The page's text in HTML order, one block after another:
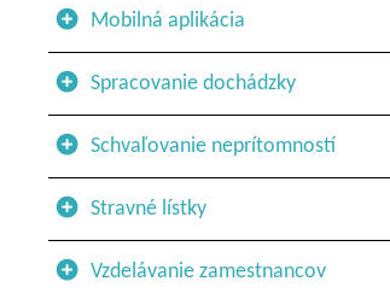
Mobilná aplikácia
Spracovanie dochádzky
Schvaľovanie neprítomností
Stravné lístky
Vzdelávanie zamestnancov